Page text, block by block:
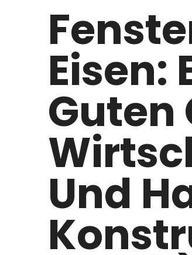
Eisen:
Guten
Und